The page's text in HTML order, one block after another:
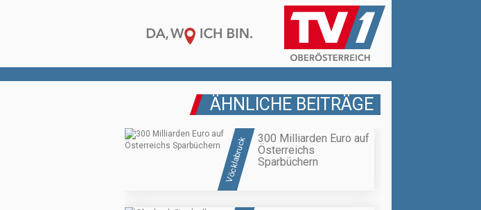
ÄHNLICHE BEITRÄGE
Vöcklabruck
300 Milliarden Euro auf
Österreichs
Sparbüchern